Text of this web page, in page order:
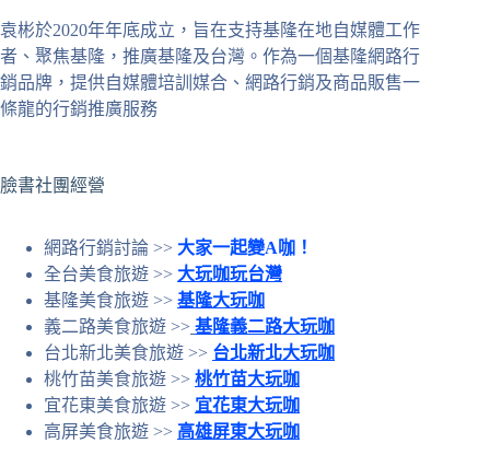
合
條
件
的
果
袁彬於2020年年底成立，旨在支持基隆在地自媒體工作
者、聚焦基隆，推廣基隆及台灣。作為一個基隆網路行
銷品牌，提供自媒體培訓媒合、網路行銷及商品販售一
條龍的行銷推廣服務
臉書社團經營
網路行銷討論 >> 大家一起變A咖！
全台美食旅遊 >> 大玩咖玩台灣
基隆美食旅遊 >> 基隆大玩咖
義二路美食旅遊 >> 基隆義二路大玩咖
台北新北美食旅遊 >> 台北新北大玩咖
桃竹苗美食旅遊 >> 桃竹苗大玩咖
宜花東美食旅遊 >> 宜花東大玩咖
高屏美食旅遊 >> 高雄屏東大玩咖